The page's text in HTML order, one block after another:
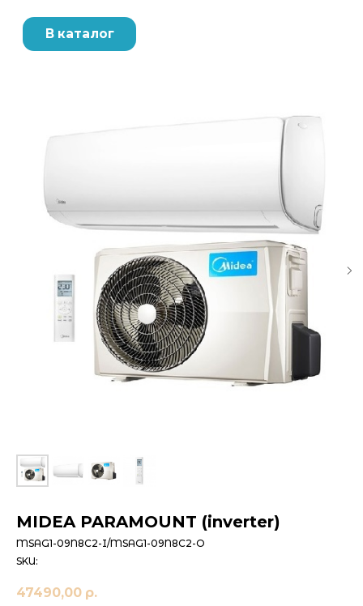
MIDEA PARAMOUNT (inverter)
MSAG1-09N8C2-I/MSAG1-09N8C2-O
SKU:
47490,00 р.